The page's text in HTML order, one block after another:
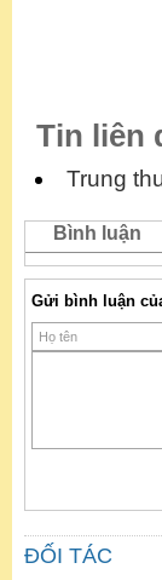
Tin liên
Trung
Bình luận
Gửi bình luận
ĐỐI TÁC